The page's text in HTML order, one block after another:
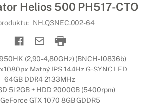
Helios 500 PH517-CTO
NH.Q3NEC.002-64
(2,90-4,80GHz) (BNCH-10836b)
Matný IPS 144Hz G-SYNC LED
64GB DDR4 2133MHz
512GB + HDD 2000GB (5400rpm)
GTX 1070 8GB GDDR5